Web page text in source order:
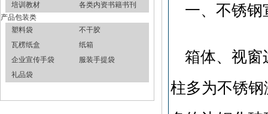
培训教材
各类内资书籍书刊
产品包装类
塑料袋
不干胶
瓦楞纸盒
纸箱
企业宣传手袋
服装手提袋
礼品袋
一、不锈钢
箱体、视
柱多为不锈